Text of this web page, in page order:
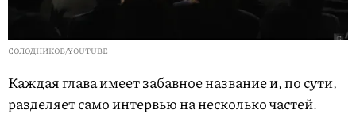
СОЛОДНИКОВ/YOUTUBE
Каждая глава имеет забавное название и, по сути,
разделяет само интервью на несколько частей.